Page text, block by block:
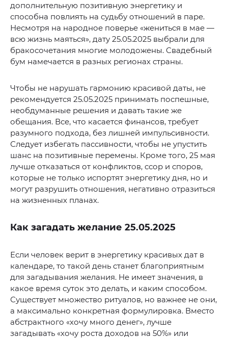
дополнительную позитивную энергетику и
способна повлиять на судьбу отношений в паре.
Несмотря на народное поверье «жениться в мае —
всю жизнь маяться», дату 25.05.2025 выбрали для
бракосочетания многие молодожены. Свадебный
бум намечается в разных регионах страны.
Чтобы не нарушать гармонию красивой даты, не
рекомендуется 25.05.2025 принимать поспешные,
необдуманные решения и давать такие же
обещания. Все, что касается финансов, требует
разумного подхода, без лишней импульсивности.
Следует избегать пассивности, чтобы не упустить
шанс на позитивные перемены. Кроме того, 25 мая
лучше отказаться от конфликтов, ссор и споров,
которые не только испортят энергетику дня, но и
могут разрушить отношения, негативно отразиться
на жизненных планах.
Как загадать желание 25.05.2025
Если человек верит в энергетику красивых дат в
календаре, то такой день станет благоприятным
для загадывания желания. Не имеет значения, в
какое время суток это делать, и каким способом.
Существует множество ритуалов, но важнее не они,
а максимально конкретная формулировка. Вместо
абстрактного «хочу много денег», лучше
загадывать «хочу роста доходов на 50%» или